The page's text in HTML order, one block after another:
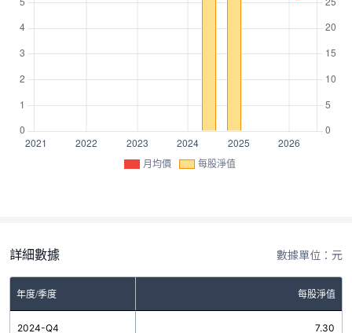
月均價 每股淨值
詳細數據 數據單位：元
年度/季度 每股淨值
2024-Q4 7.30